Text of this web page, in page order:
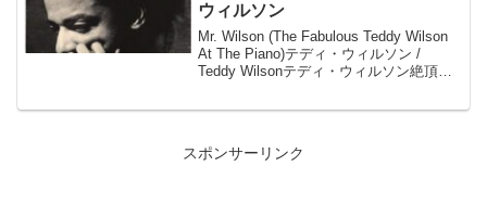
ウィルソン
Mr. Wilson (The Fabulous Teddy Wilson
At The Piano)テディ・ウィルソン /
Teddy Wilsonテディ・ウィルソン絶頂期
ィング・ピアニスト、テディ...
スポンサーリンク